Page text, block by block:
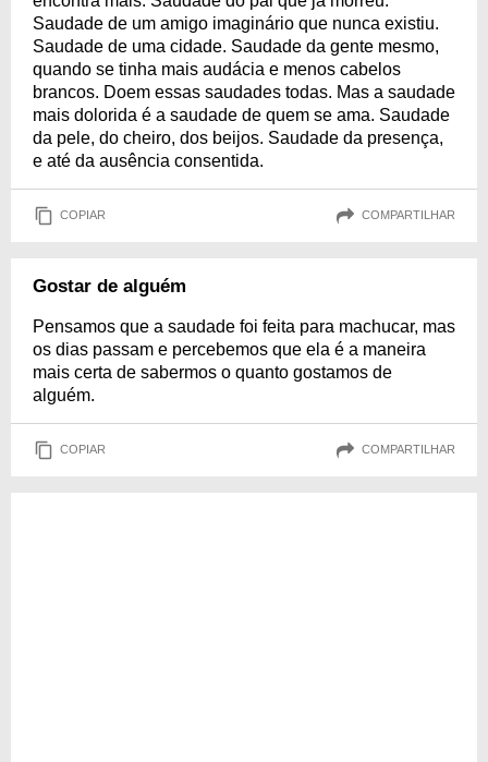
Saudade de um amigo imaginário que nunca existiu.
Saudade de uma cidade. Saudade da gente mesmo,
quando se tinha mais audácia e menos cabelos
brancos. Doem essas saudades todas. Mas a saudade
mais dolorida é a saudade de quem se ama. Saudade
da pele, do cheiro, dos beijos. Saudade da presença,
e até da ausência consentida.
COPIAR COMPARTILHAR
Gostar de alguém
Pensamos que a saudade foi feita para machucar, mas
os dias passam e percebemos que ela é a maneira
mais certa de sabermos o quanto gostamos de
alguém.
COPIAR COMPARTILHAR